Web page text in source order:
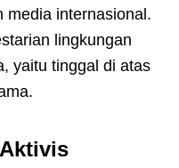
media internasional.
lingkungan
yaitu tinggal di atas